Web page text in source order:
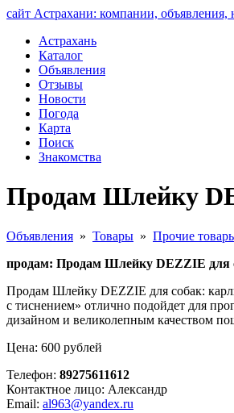
сайт Астрахани: компании, объявления,
Астрахань
Каталог
Объявления
Отзывы
Новости
Погода
Карта
Поиск
Знакомства
Продам Шлейку
Объявления » Товары » Прочие
продам: Продам Шлейку DEZZIE для
Продам Шлейку DEZZIE для собак:
с тиснением» отлично подойдет для
дизайном и великолепным качеством
Цена: 600 рублей
Телефон: 89275611612
Контактное лицо: Александр
Email: al963@yandex.ru